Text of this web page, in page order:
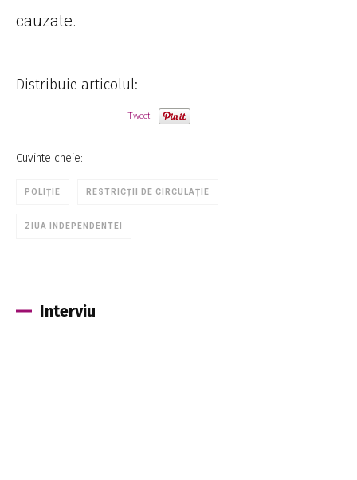
cauzate.
Distribuie articolul:
Tweet
Cuvinte cheie:
POLIȚIE RESTRICȚII DE CIRCULAȚIE
ZIUA INDEPENDENTEI
Interviu